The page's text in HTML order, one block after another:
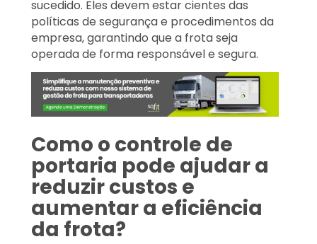
sucedido. Eles devem estar cientes das
políticas de segurança e procedimentos da
empresa, garantindo que a frota seja
operada de forma responsável e segura.
Como o controle de
portaria pode ajudar a
reduzir custos e
aumentar a eficiência
da frota?